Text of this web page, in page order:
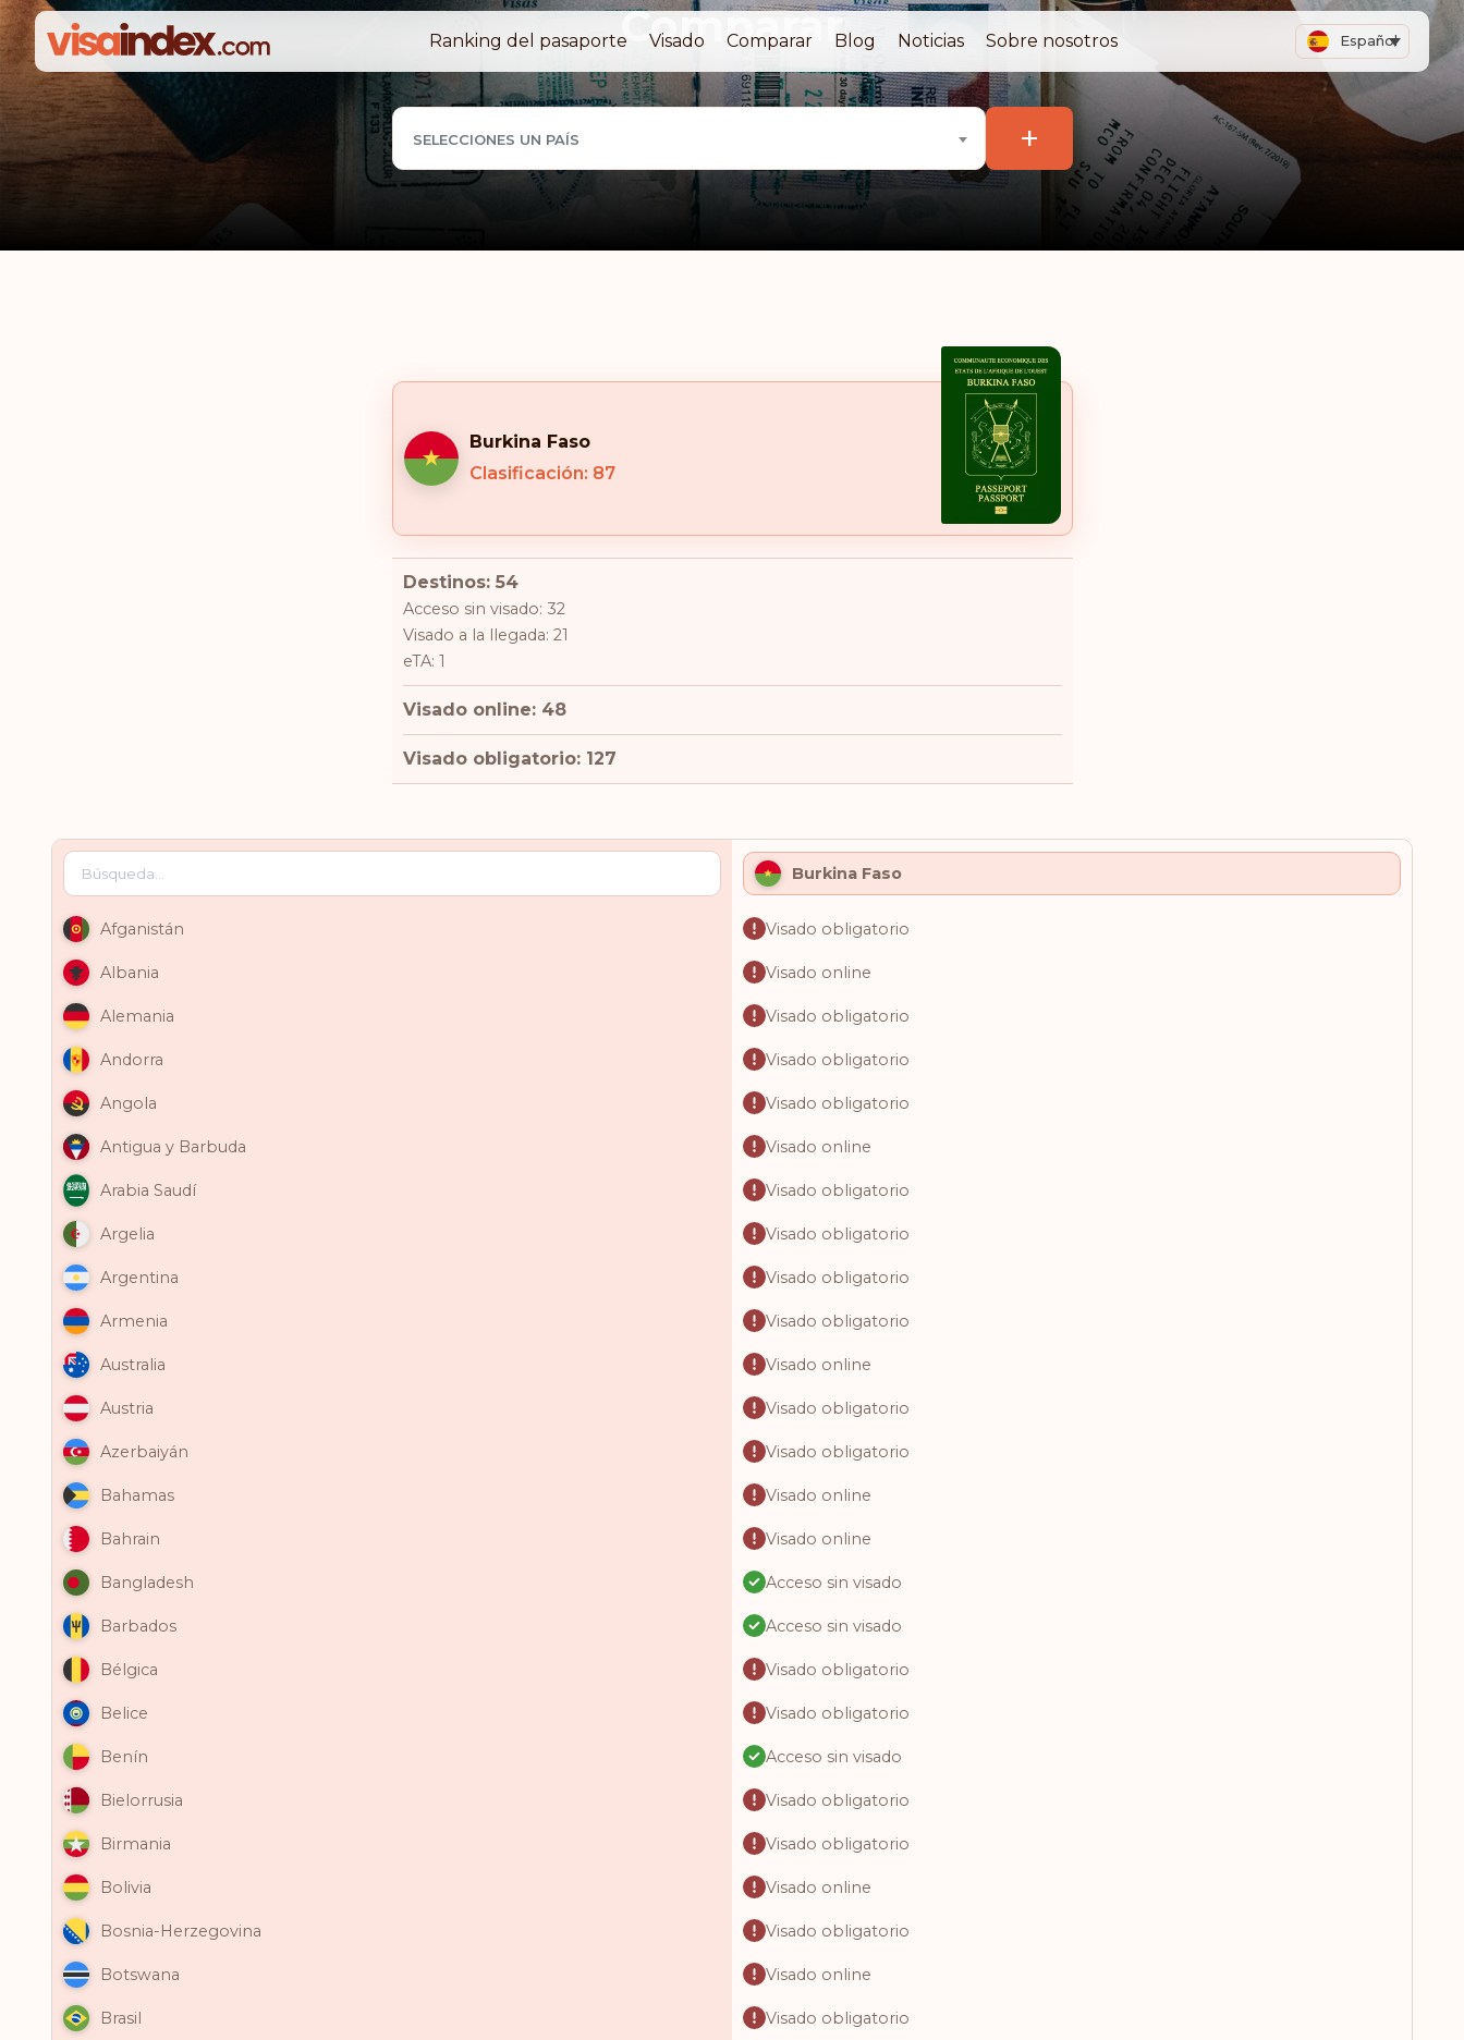
Español
Ranking del pasaporte Visado Comparar Blog Noticias Sobre nosotros
Comparar
SELECCIONES UN PAÍS +
Burkina Faso
Clasificación: 87
Destinos: 54
Acceso sin visado: 32
Visado a la llegada: 21
eTA: 1
Visado online: 48
Visado obligatorio: 127
Burkina Faso
Afganistán Visado obligatorio
Albania Visado online
Alemania Visado obligatorio
Andorra Visado obligatorio
Angola Visado obligatorio
Antigua y Barbuda Visado online
Arabia Saudí Visado obligatorio
Argelia Visado obligatorio
Argentina Visado obligatorio
Armenia Visado obligatorio
Australia Visado online
Austria Visado obligatorio
Azerbaiyán Visado obligatorio
Bahamas Visado online
Bahrain Visado online
Bangladesh Acceso sin visado
Barbados Acceso sin visado
Bélgica Visado obligatorio
Belice Visado obligatorio
Benín Acceso sin visado
Bielorrusia Visado obligatorio
Birmania Visado obligatorio
Bolivia Visado online
Bosnia-Herzegovina Visado obligatorio
Botswana Visado online
Brasil Visado obligatorio